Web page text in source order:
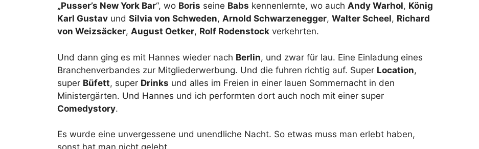
„Pusser’s New York Bar“, wo Boris seine Babs kennenlernte, wo auch Andy Warhol, König
Karl Gustav und Silvia von Schweden, Arnold Schwarzenegger, Walter Scheel, Richard
von Weizsäcker, August Oetker, Rolf Rodenstock verkehrten.
Und dann ging es mit Hannes wieder nach Berlin, und zwar für lau. Eine Einladung eines
Branchenverbandes zur Mitgliederwerbung. Und die fuhren richtig auf. Super Location,
super Büfett, super Drinks und alles im Freien in einer lauen Sommernacht in den
Ministergärten. Und Hannes und ich performten dort auch noch mit einer super
Comedystory.
Es wurde eine unvergessene und unendliche Nacht. So etwas muss man erlebt haben,